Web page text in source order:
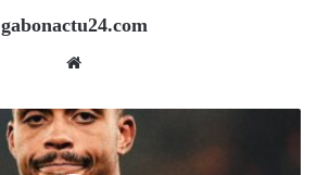
gabonactu24.com